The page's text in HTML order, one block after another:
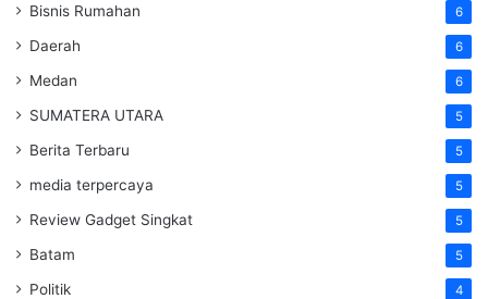
Bisnis Rumahan 6
Daerah 6
Medan 6
SUMATERA UTARA 5
Berita Terbaru 5
media terpercaya 5
Review Gadget Singkat 5
Batam 5
Politik 4